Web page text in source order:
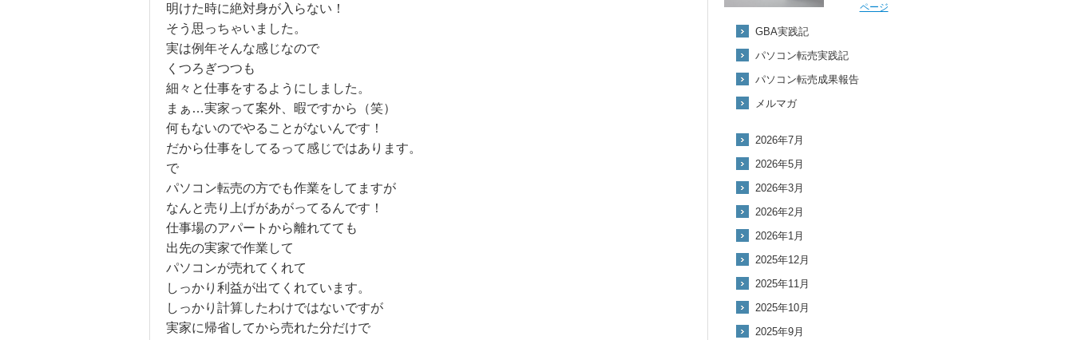
明けた時に絶対身が入らない！
そう思っちゃいました。
実は例年そんな感じなので
くつろぎつつも
細々と仕事をするようにしました。
まぁ…実家って案外、暇ですから（笑）
何もないのでやることがないんです！
だから仕事をしてるって感じではあります。
で
パソコン転売の方でも作業をしてますが
なんと売り上げがあがってるんです！
仕事場のアパートから離れてても
出先の実家で作業して
パソコンが売れてくれて
しっかり利益が出てくれています。
しっかり計算したわけではないですが
実家に帰省してから売れた分だけで
ページ
GBA実践記
パソコン転売実践記
パソコン転売成果報告
メルマガ
2026年7月
2026年5月
2026年3月
2026年2月
2026年1月
2025年12月
2025年11月
2025年10月
2025年9月